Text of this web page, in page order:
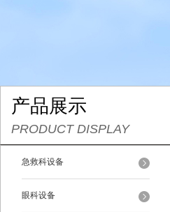
产品展示
PRODUCT DISPLAY
急救科设备
眼科设备